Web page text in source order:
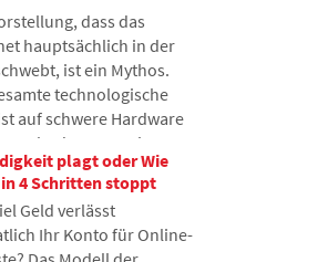
sind. Was passiert
nach unserem Tod und
Zugriff darauf? In
Artikel betrachten wir,
Erbe funktioniert,
Probleme haben
und wie man bereits
Ordnung in seine
Spuren bringen kann.
dass das
hauptsächlich in der
ist ein Mythos.
technologische
auf schwere Hardware
angewiesen.
Artikel werden wir
der
diskutieren. Sie
wie Glasfasern
plagt oder Wie
4 Schritten stoppt
Geld verlässt
Ihr Konto für Online-